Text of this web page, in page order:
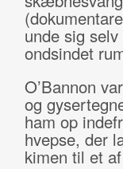
unde sig
ondsindet
O’Bannon
og
ham op
hvepse, der
kimen til et